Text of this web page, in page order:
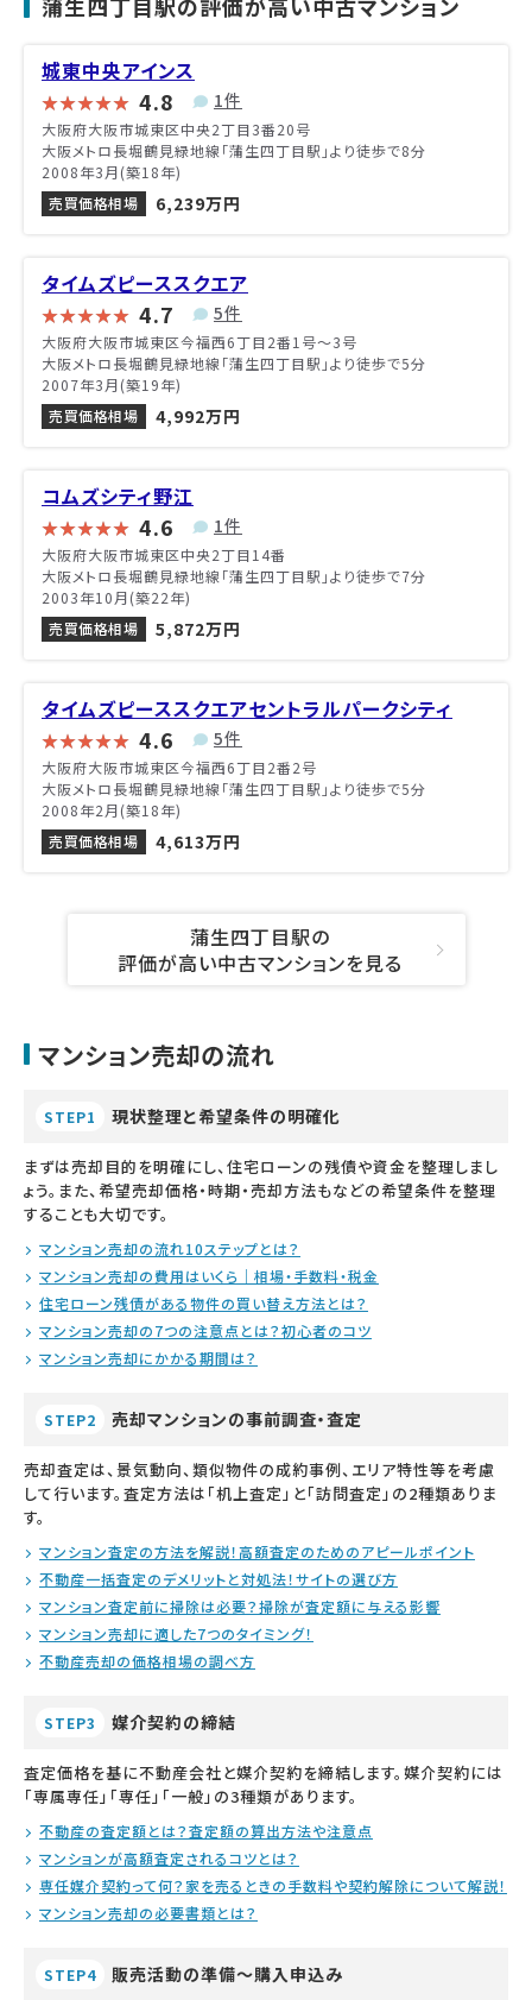
城東中央アインス
4.8 1件
大阪府大阪市城東区中央2丁目3番20号
大阪メトロ長堀鶴見緑地線「蒲生四丁目駅」より徒歩で8分
2008年3月(築18年)
売買価格相場
6,239万円
タイムズピーススクエア
4.7 5件
大阪府大阪市城東区今福西6丁目2番1号〜3号
大阪メトロ長堀鶴見緑地線「蒲生四丁目駅」より徒歩で5分
2007年3月(築19年)
売買価格相場
4,992万円
コムズシティ野江
4.6 1件
大阪府大阪市城東区中央2丁目14番
大阪メトロ長堀鶴見緑地線「蒲生四丁目駅」より徒歩で7分
2003年10月(築22年)
売買価格相場
5,872万円
タイムズピーススクエアセントラルパークシティ
4.6 5件
大阪府大阪市城東区今福西6丁目2番2号
大阪メトロ長堀鶴見緑地線「蒲生四丁目駅」より徒歩で5分
2008年2月(築18年)
売買価格相場
4,613万円
蒲生四丁目駅の
評価が高い中古マンションを見る
マンション売却の流れ
STEP1 現状整理と希望条件の明確化
まずは売却目的を明確にし、住宅ローンの残債や資金を整理しまし
ょう。また、希望売却価格・時期・売却方法もなどの希望条件を整理
することも大切です。
マンション売却の流れ10ステップとは？
マンション売却の費用はいくら｜相場・手数料・税金
住宅ローン残債がある物件の買い替え方法とは？
マンション売却の7つの注意点とは？初心者のコツ
マンション売却にかかる期間は？
STEP2 売却マンションの事前調査・査定
売却査定は、景気動向、類似物件の成約事例、エリア特性等を考慮
して行います。査定方法は「机上査定」と「訪問査定」の2種類ありま
す。
マンション査定の方法を解説！高額査定のためのアピールポイント
不動産一括査定のデメリットと対処法！サイトの選び方
マンション査定前に掃除は必要？掃除が査定額に与える影響
マンション売却に適した7つのタイミング！
不動産売却の価格相場の調べ方
STEP3 媒介契約の締結
査定価格を基に不動産会社と媒介契約を締結します。媒介契約には
「専属専任」「専任」「一般」の3種類があります。
不動産の査定額とは？査定額の算出方法や注意点
マンションが高額査定されるコツとは？
専任媒介契約って何？家を売るときの手数料や契約解除について解説！
マンション売却の必要書類とは？
STEP4 販売活動の準備～購入申込み